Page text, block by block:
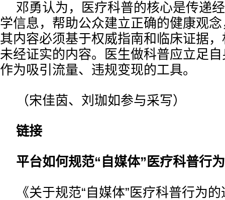
邓勇认为，医疗科普的核心是传递
学信息，帮助公众建立正确的健康观
其内容必须基于权威指南和临床证据
未经证实的内容。医生做科普应立足
作为吸引流量、违规变现的工具。
（宋佳茵、刘珈如参与采写）
链接
平台如何规范“自媒体”医疗科普行为
《关于规范“自媒体”医疗科普行为